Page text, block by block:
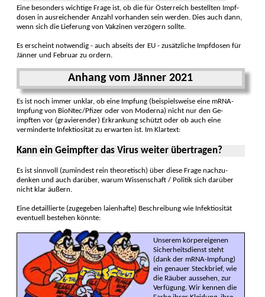
Eine besonders wich­tige Frage ist, ob die für Öster­reich bestell­ten Impf­
dosen in aus­reichender An­zahl vor­handen sein werden. Dies auch dann,
wenn sich die Lie­ferung von Vak­zinen verzögern sollte.
Es er­scheint not­wendig - auch ab­seits der EU - zusätz­liche Impf­dosen für
Jänner und Feb­ruar zu or­dern.
Anhang vom Jänner 2021
Es ist noch immer un­klar, ob eine Imp­fung (beispiels­weise eine mRNA-
Impfung von BioNtec/Pfizer oder von Mo­derna) nicht nur den Ge­
impften vor (gra­vieren­der) Erkran­kung schützt oder ob auch eine
vermin­derte Infek­tiosität zu er­war­ten ist. Im Klar­text:
Kann ein Geimpfter das Virus weiter über­tragen?
Es ist sinn­voll (zumindest rein theo­retisch) über diese Frage nach­zu­
denken und auch darüber, warum Wissen­schaft / Politik sich da­rüber
nicht klar äußern.
Eine detail­lierte (zuge­geben laien­hafte) Beschrei­bung wie Infek­tiosität
eventuell beste­hen könnte:
Unserem körper­eigenen
Sicher­heits­dienst steht
(dank der mRNA-Impfung)
ein genauer Steck­brief, wie
die Räuber aus­sehen, zur
Ver­fügung. Wir kennen die